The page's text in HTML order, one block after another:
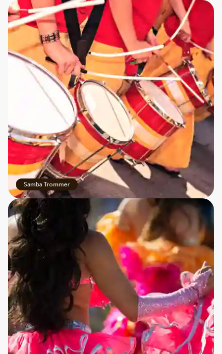
Karneval – sambaens højdepunkt
Det hele kulminerer hvert år i det verdensberømte
karneval i Rio de Janeiro – et af de største og mest
spektakulære festligheder i hele verden. Her forvandles
byens gader til ét stort dansegulv, hvor tusindvis af
sambadansere i glitrende kostumer optræder med
imponerende koreografier og smittende energi. En
folkefest uden lige.
Hver sambaskole konkurrerer om at levere det mest
Samba Trommer